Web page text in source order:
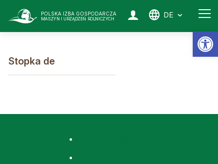
POLSKA IZBA GOSPODARCZA
MASZYN I URZĄDZEŃ ROLNICZYCH DE
Stopka de